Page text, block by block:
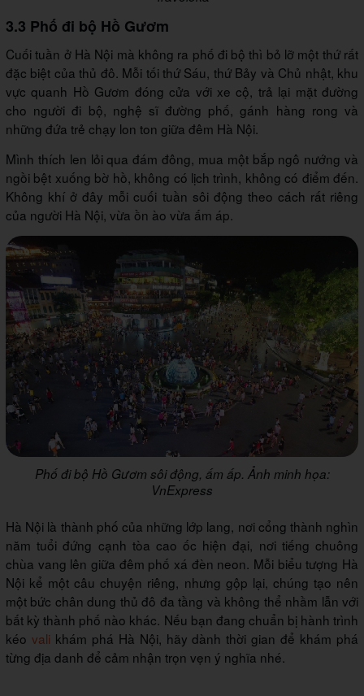
3.3 Phố đi bộ Hồ Gươm
Cuối tuần ở Hà Nội mà không ra phố đi bộ thì bỏ lỡ một thứ rất
đặc biệt của thủ đô. Mỗi tối thứ Sáu, thứ Bảy và Chủ nhật, khu
vực quanh Hồ Gươm đóng cửa với xe cộ, trả lại mặt đường
cho người đi bộ, nghệ sĩ đường phố, gánh hàng rong và
những đứa trẻ chạy lon ton giữa đêm Hà Nội.
Mình thích len lỏi qua đám đông, mua một bắp ngô nướng và
ngồi bệt xuống bờ hồ, không có lịch trình, không có điểm đến.
Không khí ở đây mỗi cuối tuần sôi động theo cách rất riêng
của người Hà Nội, vừa ồn ào vừa ấm áp.
Phố đi bộ Hồ Gươm sôi động, ấm ấp. Ảnh minh họa:
VnExpress
Hà Nội là thành phố của những lớp lang, nơi cổng thành nghìn
năm tuổi đứng cạnh tòa cao ốc hiện đại, nơi tiếng chuông
chùa vang lên giữa đêm phố xá đèn neon. Mỗi biểu tượng Hà
Nội kể một câu chuyện riêng, nhưng gộp lại, chúng tạo nên
một bức chân dung thủ đô đa tầng và không thể nhầm lẫn với
bất kỳ thành phố nào khác. Nếu bạn đang chuẩn bị hành trình
kéo vali khám phá Hà Nội, hãy dành thời gian để khám phá
từng địa danh để cảm nhận trọn vẹn ý nghĩa nhé.